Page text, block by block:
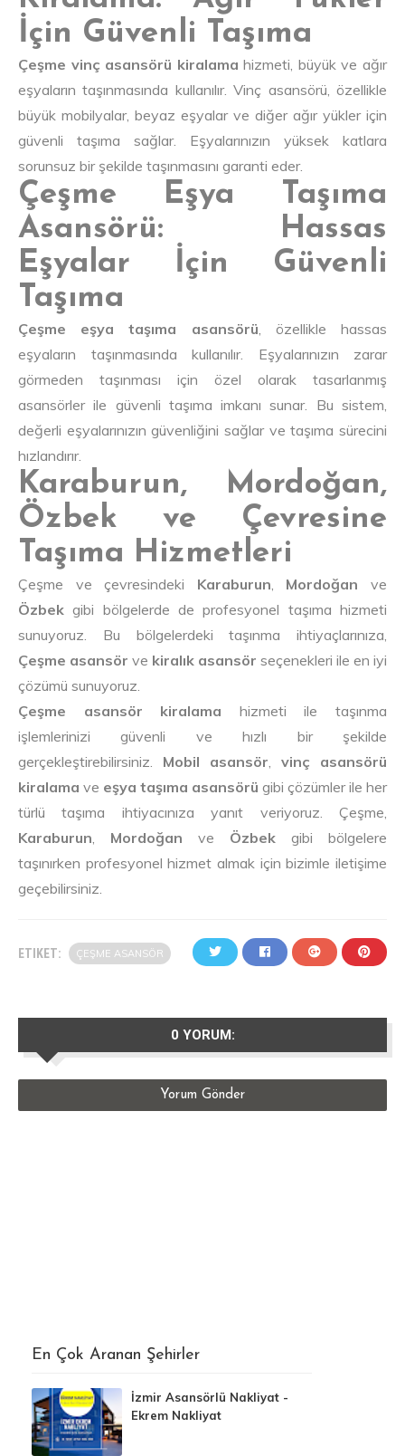
İçin Güvenli Taşıma
Çeşme vinç asansörü kiralama hizmeti, büyük ve ağır
eşyaların taşınmasında kullanılır. Vinç asansörü, özellikle
büyük mobilyalar, beyaz eşyalar ve diğer ağır yükler için
güvenli taşıma sağlar. Eşyalarınızın yüksek katlara
sorunsuz bir şekilde taşınmasını garanti eder.
Çeşme Eşya Taşıma
Asansörü: Hassas
Eşyalar İçin Güvenli
Taşıma
Çeşme eşya taşıma asansörü , özellikle hassas
eşyaların taşınmasında kullanılır. Eşyalarınızın zarar
görmeden taşınması için özel olarak tasarlanmış
asansörler ile güvenli taşıma imkanı sunar. Bu sistem,
değerli eşyalarınızın güvenliğini sağlar ve taşıma sürecini
hızlandırır.
Karaburun, Mordoğan,
Özbek ve Çevresine
Taşıma Hizmetleri
Çeşme ve çevresindeki Karaburun Mordoğan ve
Özbek gibi bölgelerde de profesyonel taşıma hizmeti
sunuyoruz. Bu bölgelerdeki taşınma ihtiyaçlarınıza,
Çeşme asansör ve kiralık asansör seçenekleri ile en iyi
çözümü sunuyoruz.
Çeşme asansör kiralama hizmeti ile taşınma
işlemlerinizi güvenli ve hızlı bir şekilde
gerçekleştirebilirsiniz. Mobil asansör
vinç asansörü
kiralama ve eşya taşıma asansörü gibi çözümler ile her
türlü taşıma ihtiyacınıza yanıt veriyoruz. Çeşme,
Karaburun
Mordoğan ve Özbek gibi bölgelere
taşınırken profesyonel hizmet almak için bizimle iletişime
geçebilirsiniz.
ETIKET: ÇEŞME ASANSÖR
0 YORUM:
Yorum Gönder
En Çok Aranan Şehirler
İzmir Asansörlü Nakliyat -
Ekrem Nakliyat